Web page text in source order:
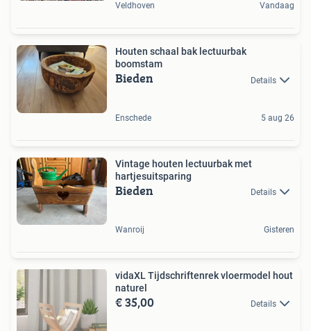
Veldhoven Vandaag
Houten schaal bak lectuurbak
boomstam
Bieden Details
Enschede 5 aug 26
Vintage houten lectuurbak met
hartjesuitsparing
Bieden Details
Wanroij Gisteren
vidaXL Tijdschriftenrek vloermodel hout
naturel
€ 35,00 Details